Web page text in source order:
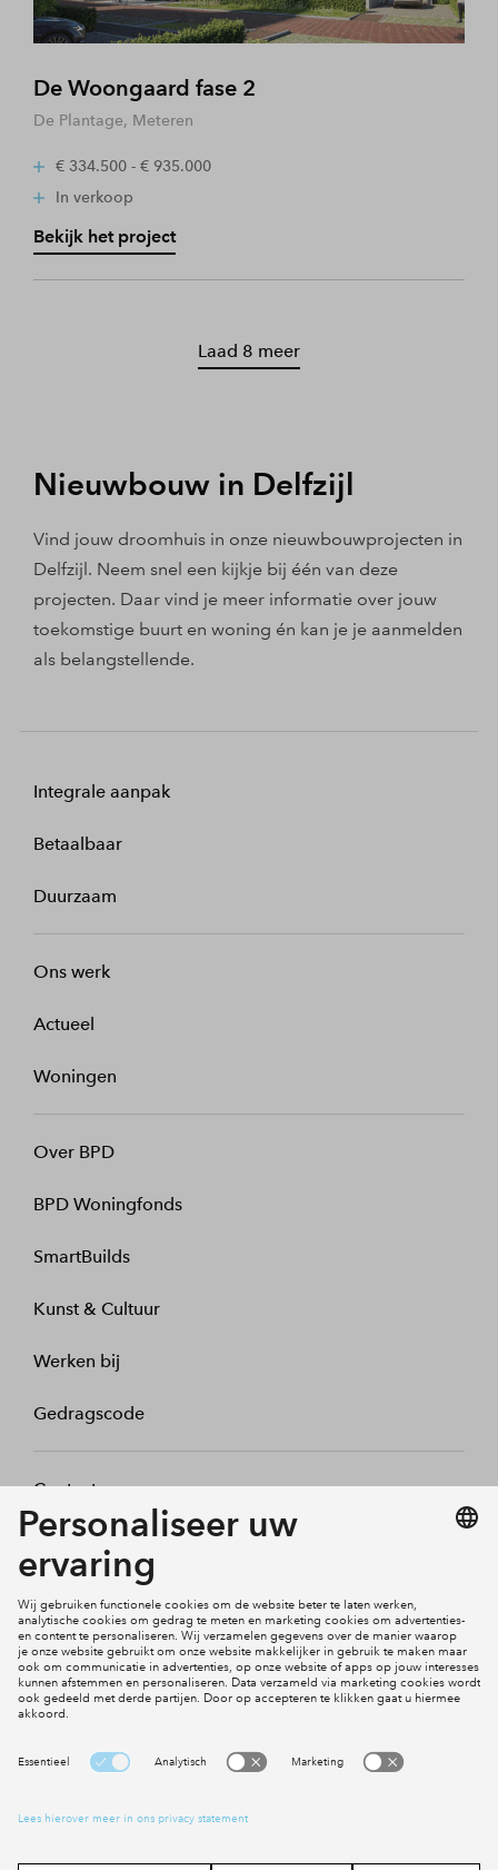
De Woongaard fase 2
De Plantage, Meteren
€ 334.500 - € 935.000
In verkoop
Bekijk het project
Laad 8 meer
Nieuwbouw in Delfzijl
Vind jouw droomhuis in onze nieuwbouwprojecten in
Delfzijl. Neem snel een kijkje bij één van deze
projecten. Daar vind je meer informatie over jouw
toekomstige buurt en woning én kan je je aanmelden
als belangstellende.
Integrale aanpak
Betaalbaar
Duurzaam
Ons werk
Actueel
Woningen
Over BPD
BPD Woningfonds
SmartBuilds
Kunst & Cultuur
Werken bij
Gedragscode
Contact
Mijn profiel
Social Media
Cookies